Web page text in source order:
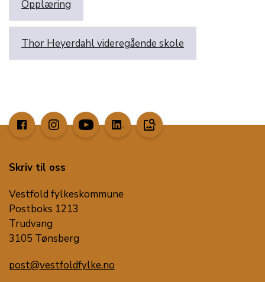
Opplæring
Thor Heyerdahl videregående skole
image_search
Skriv til oss
Vestfold fylkeskommune
Postboks 1213
Trudvang
3105 Tønsberg
post@vestfoldfylke.no